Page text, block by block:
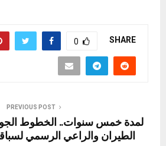
b
o
o
A
p
se
n
er
es
e
SHARE
0
PREVIOUS POST
لمدة خمس سنوات.. الخطوط
الطيران والراعي الرسمي